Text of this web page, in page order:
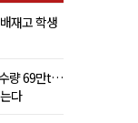
재고 학생
량 69만t…
다